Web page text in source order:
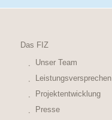
Das FIZ
Unser Team
Leistungsversprechen
Projektentwicklung
Presse